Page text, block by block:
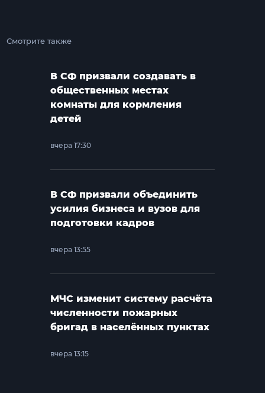
Смотрите также
В СФ призвали создавать в
общественных местах
комнаты для кормления
детей
вчера 17:30
В СФ призвали объединить
усилия бизнеса и вузов для
подготовки кадров
вчера 13:55
МЧС изменит систему расчёта
численности пожарных
бригад в населённых пунктах
вчера 13:15